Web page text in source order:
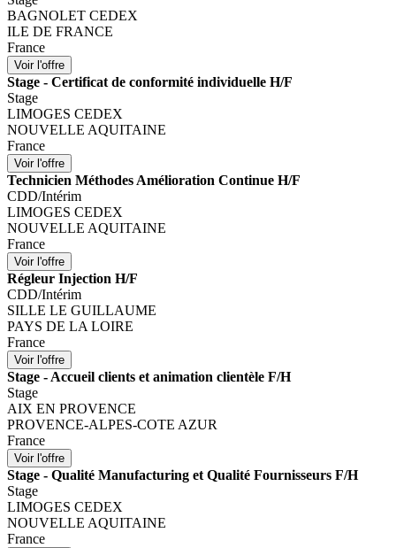
BAGNOLET CEDEX
ILE DE FRANCE
France
Stage - Certificat de conformité individuelle H/F
Stage
LIMOGES CEDEX
NOUVELLE AQUITAINE
France
Technicien Méthodes Amélioration Continue H/F
CDD/Intérim
LIMOGES CEDEX
NOUVELLE AQUITAINE
France
Régleur Injection H/F
CDD/Intérim
SILLE LE GUILLAUME
PAYS DE LA LOIRE
France
Stage - Accueil clients et animation clientèle F/H
Stage
AIX EN PROVENCE
PROVENCE-ALPES-COTE AZUR
France
Stage - Qualité Manufacturing et Qualité Fournisseurs F/H
Stage
LIMOGES CEDEX
NOUVELLE AQUITAINE
France